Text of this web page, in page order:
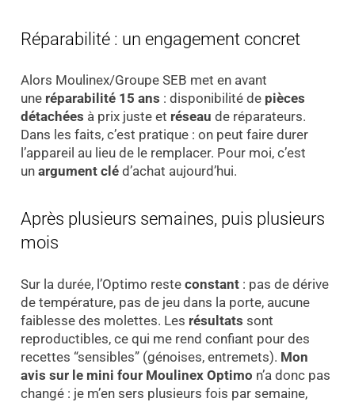
Réparabilité : un engagement concret
Alors Moulinex/Groupe SEB met en avant
une réparabilité 15 ans : disponibilité de pièces
détachées à prix juste et réseau de réparateurs.
Dans les faits, c’est pratique : on peut faire durer
l’appareil au lieu de le remplacer. Pour moi, c’est
un argument cléd’achat aujourd’hui.
Après plusieurs semaines, puis plusieurs
mois
Sur la durée, l’Optimo reste constant: pas de dérive
de température, pas de jeu dans la porte, aucune
faiblesse des molettes. Les résultats sont
reproductibles, ce qui me rend confiant pour des
recettes “sensibles” (génoises, entremets). Mon
avis sur le mini four Moulinex Optimo n’a donc pas
changé : je m’en sers plusieurs fois par semaine,